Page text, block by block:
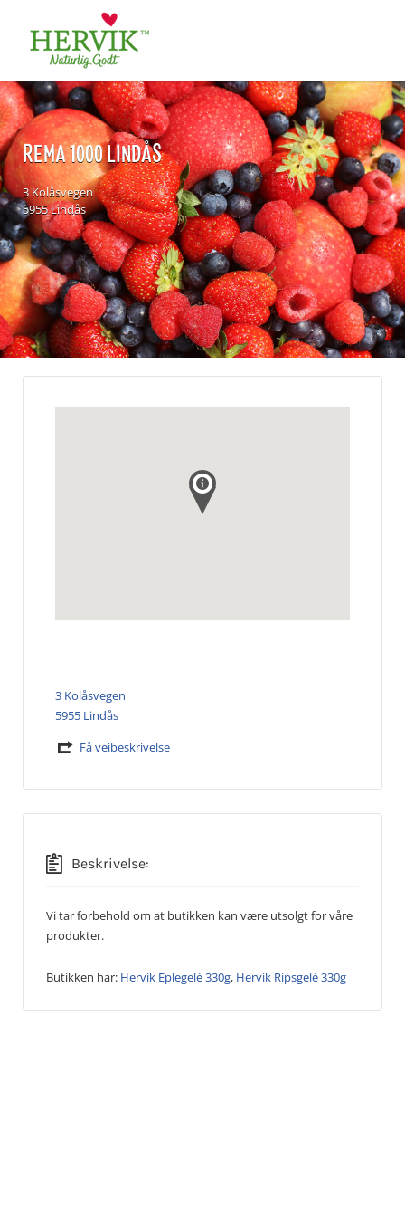
for:
REMA 1000 LINDÅS
3 Kolåsvegen
5955 Lindås
3 Kolåsvegen
5955 Lindås
Få veibeskrivelse
Beskrivelse:
Vi tar forbehold om at butikken kan være utsolgt for våre
produkter.
Butikken har: Hervik Eplegelé 330g, Hervik Ripsgelé 330g